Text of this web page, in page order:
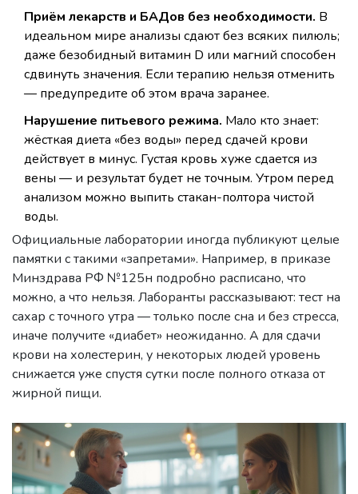
Приём лекарств и БАДов без необходимости. В
идеальном мире анализы сдают без всяких пилюль;
даже безобидный витамин D или магний способен
сдвинуть значения. Если терапию нельзя отменить
— предупредите об этом врача заранее.
Нарушение питьевого режима. Мало кто знает:
жёсткая диета «без воды» перед сдачей крови
действует в минус. Густая кровь хуже сдается из
вены — и результат будет не точным. Утром перед
анализом можно выпить стакан-полтора чистой
воды.
Официальные лаборатории иногда публикуют целые
памятки с такими «запретами». Например, в приказе
Минздрава РФ №125н подробно расписано, что
можно, а что нельзя. Лаборанты рассказывают: тест на
сахар с точного утра — только после сна и без стресса,
иначе получите «диабет» неожиданно. А для сдачи
крови на холестерин, у некоторых людей уровень
снижается уже спустя сутки после полного отказа от
жирной пищи.